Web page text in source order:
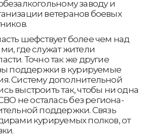
заводу и
ветеранов боевых
шефствует более чем над
где служат жители
Точно так же другие
поддержки в курируемые
Систему дополнительной
выстроить так, чтобы ни одна
не осталась без региона-
поддержки. Связь
курируемых полков, от